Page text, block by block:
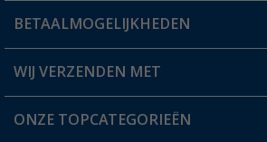
Status bestelling
Verlanglijstje
FAQ & Contact
Verzendinformatie
BETAALMOGELIJKHEDEN
WIJ VERZENDEN MET
ONZE TOPCATEGORIEËN